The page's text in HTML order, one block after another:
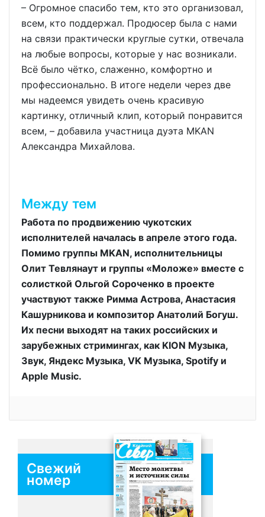
– Огромное спасибо тем, кто это организовал,
всем, кто поддержал. Продюсер была с нами
на связи практически круглые сутки, отвечала
на любые вопросы, которые у нас возникали.
Всё было чётко, слаженно, комфортно и
профессионально. В итоге недели через две
мы надеемся увидеть очень красивую
картинку, отличный клип, который понравится
всем, – добавила участница дуэта MKAN
Александра Михайлова.
Между тем
Работа по продвижению чукотских
исполнителей началась в апреле этого года.
Помимо группы MKAN, исполнительницы
Олит Тевлянаут и группы «Моложе» вместе с
солисткой Ольгой Сороченко в проекте
участвуют также Римма Астрова, Анастасия
Кашурникова и композитор Анатолий Богуш.
Их песни выходят на таких российских и
зарубежных стримингах, как KION Музыка,
Звук, Яндекс Музыка, VK Музыка, Spotify и
Apple Music.
Свежий
номер